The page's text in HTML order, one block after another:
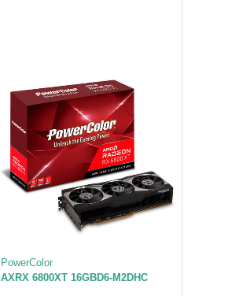
PowerColor
AXRX 6800XT 16GBD6-M2DHC